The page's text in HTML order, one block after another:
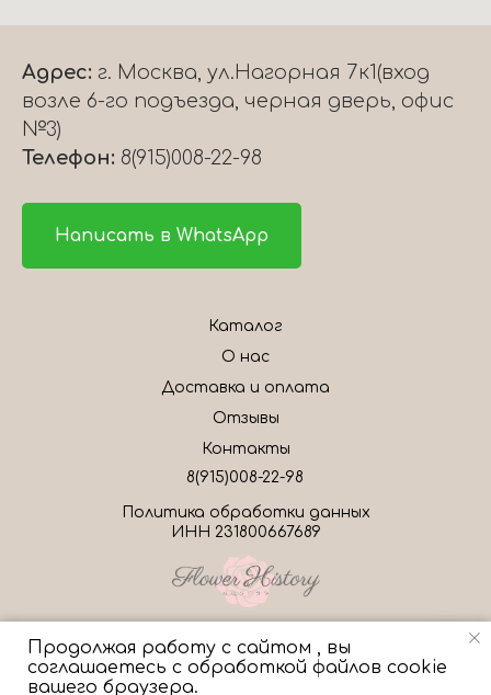
Свяжитесь с нами!
Продолжая работу с сайтом , вы
соглашаетесь с обработкой файлов cookie
вашего браузера.
Адрес: г. Москва, ул.Нагорная 7к1(вход
возле 6-го подъезда, черная дверь, офис
№3)
Телефон: 8(915)008-22-98
Написать в WhatsApp
Контакты
8(915)008-22-98
Каталог
О нас
Доставка и оплата
Отзывы
Политика обработки данных
ИНН 231800667689
Made on Tilda